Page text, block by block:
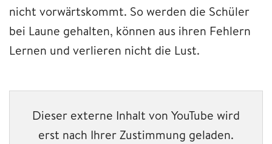
nicht vorwärtskommt. So werden die Schüler
bei Laune gehalten, können aus ihren Fehlern
Lernen und verlieren nicht die Lust.
Dieser externe Inhalt von YouTube wird
erst nach Ihrer Zustimmung geladen.